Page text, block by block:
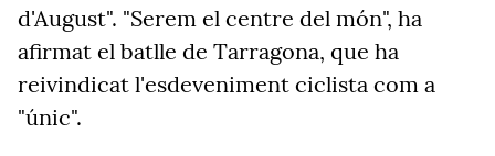
d'August". "Serem el centre del món", ha
afirmat el batlle de Tarragona, que ha
reivindicat l'esdeveniment ciclista com a
"únic".